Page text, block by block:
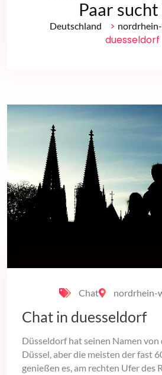
Paar
Deutschland >
duesseldorf
Chat nordrhein-
Chat in duesseldorf
Düsseldorf hat seinen Namen von
Düssel, aber die meisten der fast
genießen es, am rechten Ufer des